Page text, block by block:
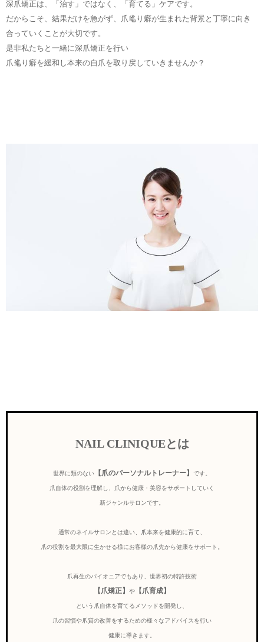
深爪矯正は、「治す」ではなく、「育てる」ケアです。
だからこそ、結果だけを急がず、爪毟り癖が生まれた背景と丁寧に向き
合っていくことが大切です。
是非私たちと一緒に深爪矯正を行い
爪毟り癖を緩和し本来の自爪を取り戻していきませんか？
NAIL CLINIQUEとは
世界に類のない 【爪のパーソナルトレーナー】 です。
爪自体の役割を理解し、爪から健康・美容をサポートしていく
新ジャンルサロンです。
通常のネイルサロンとは違い、爪本来を健康的に育て、
爪の役割を最大限に生かせる様にお客様の爪先から健康をサポート。
爪再生のパイオニアでもあり、世界初の特許技術
【爪矯正】 や 【爪育成】
という爪自体を育てるメソッドを開発し、
爪の習慣や爪質の改善をするための様々なアドバイスを行い
健康に導きます。